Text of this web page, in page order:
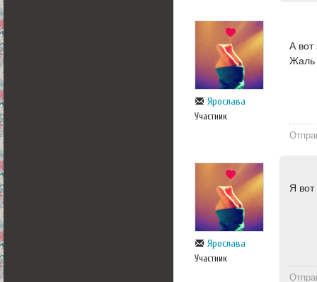
Ярослава
Участник
А вот
Жаль
Ярослава
Участник
Я вот